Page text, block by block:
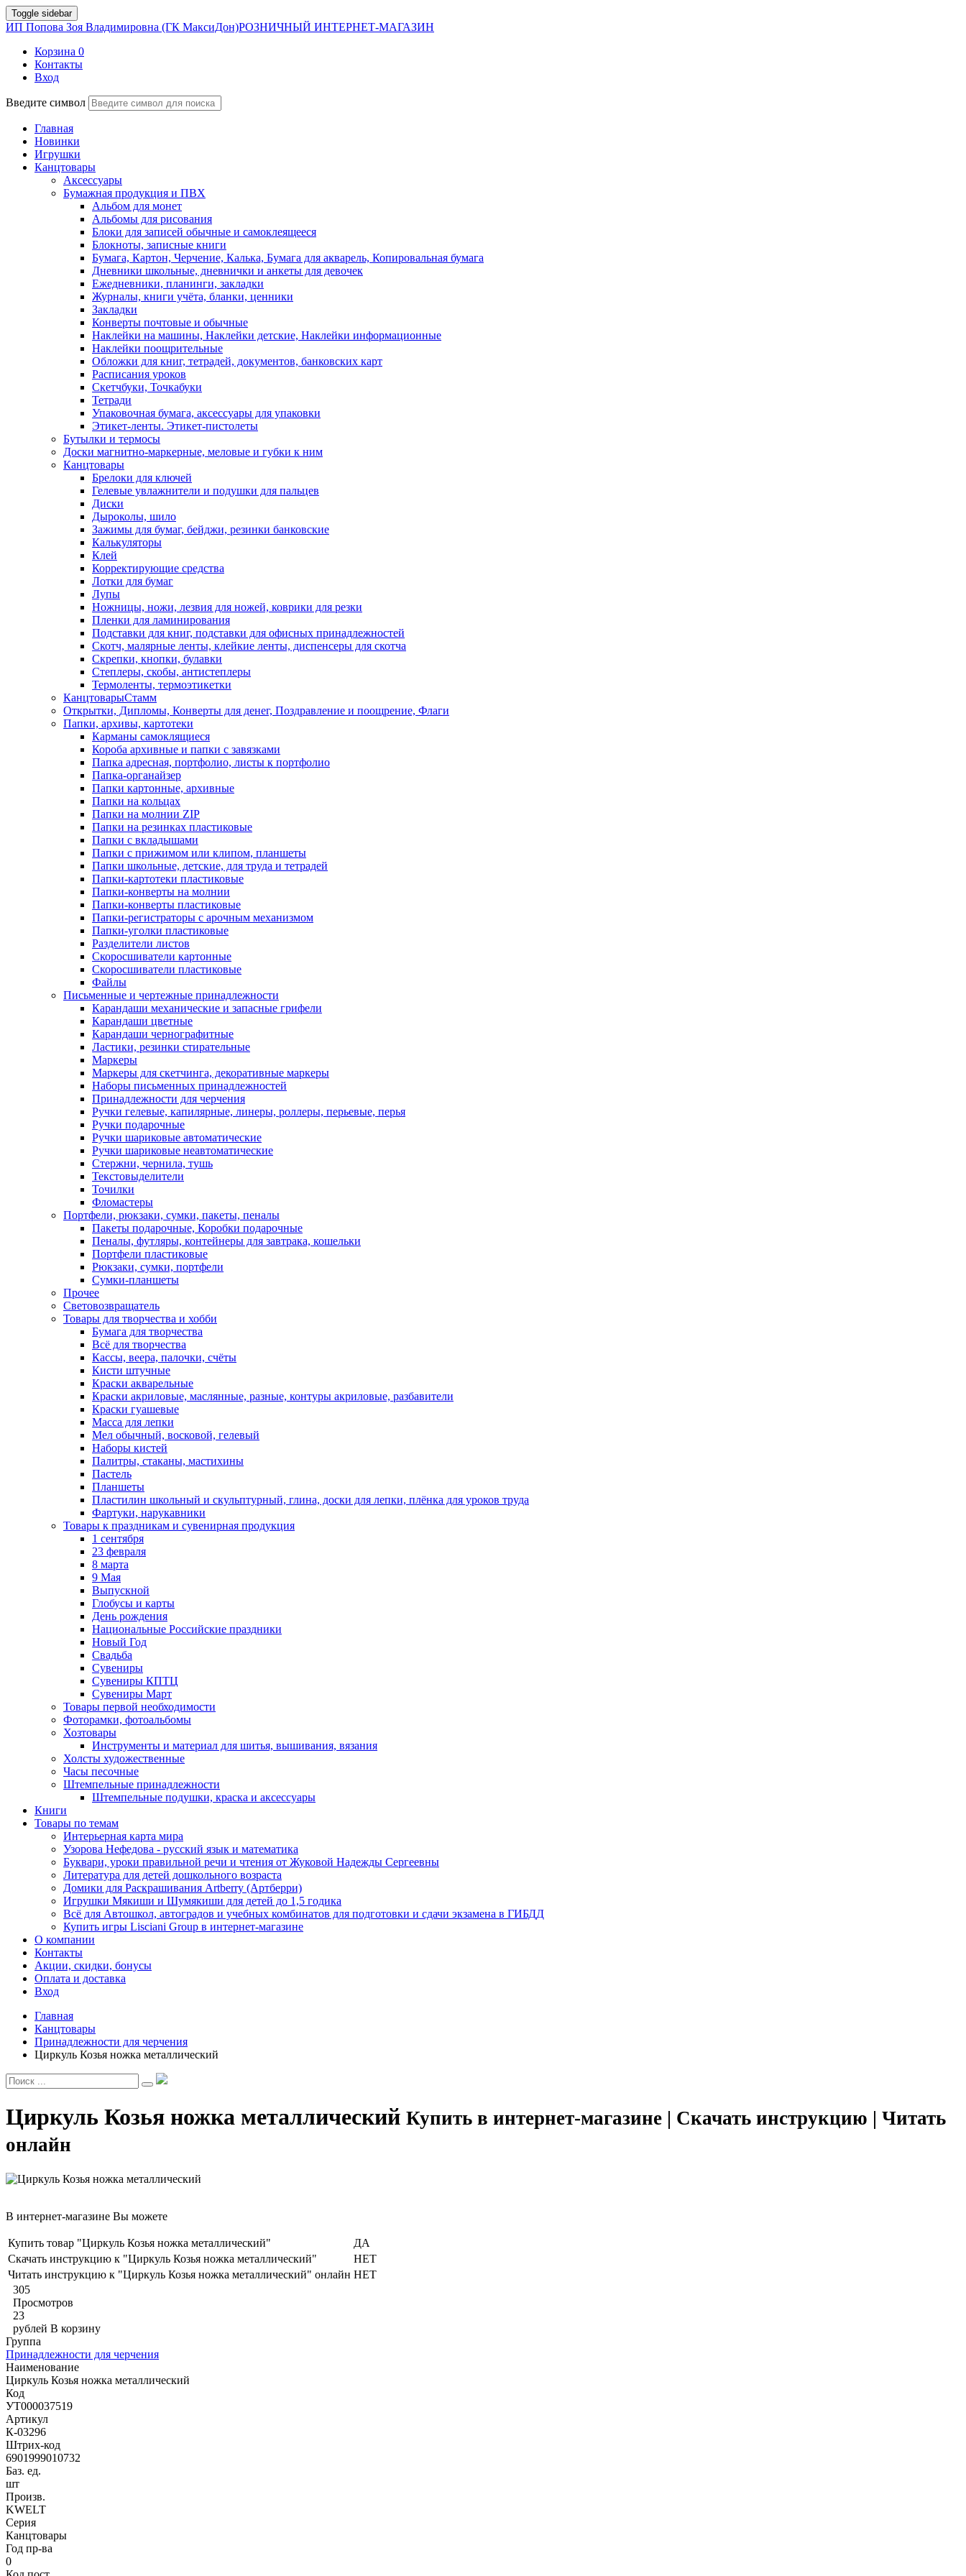
Toggle sidebar
ИП Попова Зоя Владимировна (ГК МаксиДон)РОЗНИЧНЫЙ ИНТЕРНЕТ-МАГАЗИН
Корзина 0
Контакты
Вход
Введите символ
Главная
Новинки
Игрушки
Канцтовары
Аксессуары
Бумажная продукция и ПВХ
Альбом для монет
Альбомы для рисования
Блоки для записей обычные и самоклеящееся
Блокноты, записные книги
Бумага, Картон, Черчение, Калька, Бумага для акварель, Копировальная бумага
Дневники школьные, дневнички и анкеты для девочек
Ежедневники, планинги, закладки
Журналы, книги учёта, бланки, ценники
Закладки
Конверты почтовые и обычные
Наклейки на машины, Наклейки детские, Наклейки информационные
Наклейки поощрительные
Обложки для книг, тетрадей, документов, банковских карт
Расписания уроков
Скетчбуки, Точкабуки
Тетради
Упаковочная бумага, аксессуары для упаковки
Этикет-ленты. Этикет-пистолеты
Бутылки и термосы
Доски магнитно-маркерные, меловые и губки к ним
Канцтовары
Брелоки для ключей
Гелевые увлажнители и подушки для пальцев
Диски
Дыроколы, шило
Зажимы для бумаг, бейджи, резинки банковские
Калькуляторы
Клей
Корректирующие средства
Лотки для бумаг
Лупы
Ножницы, ножи, лезвия для ножей, коврики для резки
Пленки для ламинирования
Подставки для книг, подставки для офисных принадлежностей
Скотч, малярные ленты, клейкие ленты, диспенсеры для скотча
Скрепки, кнопки, булавки
Степлеры, скобы, антистеплеры
Термоленты, термоэтикетки
КанцтоварыСтамм
Открытки, Дипломы, Конверты для денег, Поздравление и поощрение, Флаги
Папки, архивы, картотеки
Карманы самоклящиеся
Короба архивные и папки с завязками
Папка адресная, портфолио, листы к портфолио
Папка-органайзер
Папки картонные, архивные
Папки на кольцах
Папки на молнии ZIP
Папки на резинках пластиковые
Папки с вкладышами
Папки с прижимом или клипом, планшеты
Папки школьные, детские, для труда и тетрадей
Папки-картотеки пластиковые
Папки-конверты на молнии
Папки-конверты пластиковые
Папки-регистраторы с арочным механизмом
Папки-уголки пластиковые
Разделители листов
Скоросшиватели картонные
Скоросшиватели пластиковые
Файлы
Письменные и чертежные принадлежности
Карандаши механические и запасные грифели
Карандаши цветные
Карандаши чернографитные
Ластики, резинки стирательные
Маркеры
Маркеры для скетчинга, декоративные маркеры
Наборы письменных принадлежностей
Принадлежности для черчения
Ручки гелевые, капилярные, линеры, роллеры, перьевые, перья
Ручки подарочные
Ручки шариковые автоматические
Ручки шариковые неавтоматические
Стержни, чернила, тушь
Текстовыделители
Точилки
Фломастеры
Портфели, рюкзаки, сумки, пакеты, пеналы
Пакеты подарочные, Коробки подарочные
Пеналы, футляры, контейнеры для завтрака, кошельки
Портфели пластиковые
Рюкзаки, сумки, портфели
Сумки-планшеты
Прочее
Световозвращатель
Товары для творчества и хобби
Бумага для творчества
Всё для творчества
Кассы, веера, палочки, счёты
Кисти штучные
Краски акварельные
Краски акриловые, маслянные, разные, контуры акриловые, разбавители
Краски гуашевые
Масса для лепки
Мел обычный, восковой, гелевый
Наборы кистей
Палитры, стаканы, мастихины
Пастель
Планшеты
Пластилин школьный и скульптурный, глина, доски для лепки, плёнка для уроков труда
Фартуки, нарукавники
Товары к праздникам и сувенирная продукция
1 сентября
23 февраля
8 марта
9 Мая
Выпускной
Глобусы и карты
День рождения
Национальные Российские праздники
Новый Год
Свадьба
Сувениры
Сувениры КПТЦ
Сувениры Март
Товары первой необходимости
Фоторамки, фотоальбомы
Хозтовары
Инструменты и материал для шитья, вышивания, вязания
Холсты художественные
Часы песочные
Штемпельные принадлежности
Штемпельные подушки, краска и аксессуары
Книги
Товары по темам
Интерьерная карта мира
Узорова Нефедова - русский язык и математика
Буквари, уроки правильной речи и чтения от Жуковой Надежды Сергеевны
Литература для детей дошкольного возраста
Домики для Раскрашивания Artberry (Артберри)
Игрушки Мякиши и Шумякиши для детей до 1,5 годика
Всё для Автошкол, автоградов и учебных комбинатов для подготовки и сдачи экзамена в ГИБДД
Купить игры Lisciani Group в интернет-магазине
О компании
Контакты
Акции, скидки, бонусы
Оплата и доставка
Вход
Главная
Канцтовары
Принадлежности для черчения
Циркуль Козья ножка металлический
Циркуль Козья ножка металлический Купить в интернет-магазине | Скачать инструкцию | Читать
онлайн
В интернет-магазине Вы можете
Купить товар "Циркуль Козья ножка металлический"
ДА
Скачать инструкцию к "Циркуль Козья ножка металлический"
НЕТ
Читать инструкцию к "Циркуль Козья ножка металлический" онлайн НЕТ
305
Просмотров
23
рублей В корзину
Группа
Принадлежности для черчения
Наименование
Циркуль Козья ножка металлический
Код
УТ000037519
Артикул
К-03296
Штрих-код
6901999010732
Баз. ед.
шт
Произв.
KWELT
Серия
Канцтовары
Год пр-ва
0